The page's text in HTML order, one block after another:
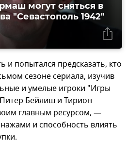
могут сняться в
"Севастополь 1942"
и попытался предсказать, кто
сезоне сериала, изучив
и умелые игроки "Игры
Бейлиш и Тирион
главным ресурсом, —
и способность влиять